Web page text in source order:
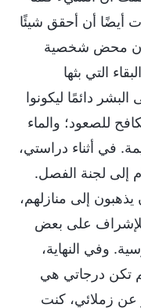
أيضًا أن أحقق شيئًا
محض شخصية
التي بثها
دائمًا ليكونوا
للصعود؛ والماء
في أثناء دراستي،
إلى لجنة الفصل.
إلى منازلهم،
للإشراف على بعض
وفي النهاية،
تكن درجاتي هي
عن زملائي، كنت